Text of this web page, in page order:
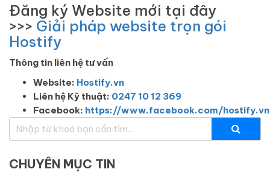
Đăng ký Website mới tại đây
>>> Giải pháp website trọn gói
Hostify
Thông tin liên hệ tư vấn
Website: Hostify.vn
Liên hệ Kỹ thuật: 0247 10 12 369
Facebook: https://www.facebook.com/hostify.vn
CHUYÊN MỤC TIN